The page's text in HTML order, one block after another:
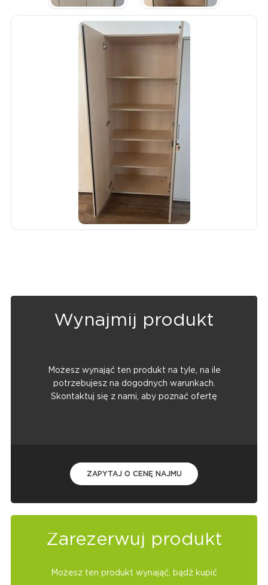
Wynajmij produkt
Możesz wynająć ten produkt na tyle, na ile
potrzebujesz na dogodnych warunkach.
Skontaktuj się z nami, aby poznać ofertę
ZAPYTAJ O CENĘ NAJMU
Zarezerwuj produkt
Możesz ten produkt wynająć, bądź kupić